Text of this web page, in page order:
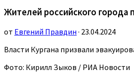
Жителей российского города
от Евгений Правдин · 23.04.2024
Власти Кургана призвали
Фото: Кирилл Зыков / РИА Новости